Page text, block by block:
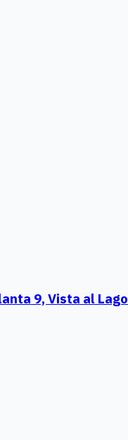
9, Vista al Lago